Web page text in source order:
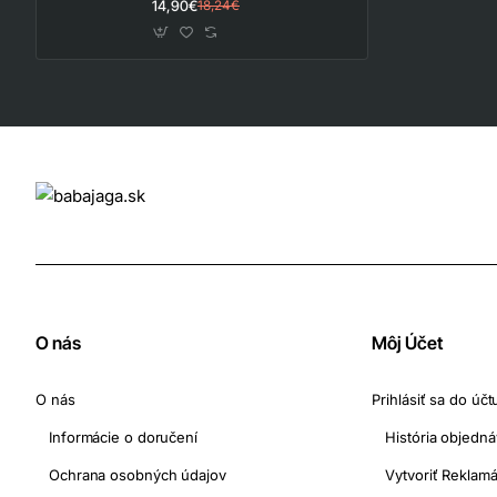
Materiál rukoväte:
14,90€18,24€
O nás
O nás
Informácie o doručení
Ochrana osobných údajov
Môj Účet
Prihlásiť sa do
História
Vytvoriť